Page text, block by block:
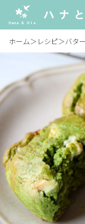
ホーム＞ レシピ＞バタ